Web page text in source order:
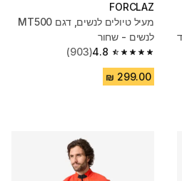
FORCLAZ
מעיל טיולים לנשים, דגם MT500
לנשים - שחור
4.8
4.8 out of 5 stars from 903 reviews
(903)